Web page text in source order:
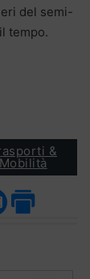
del semi-
tempo.
&
Mobilità